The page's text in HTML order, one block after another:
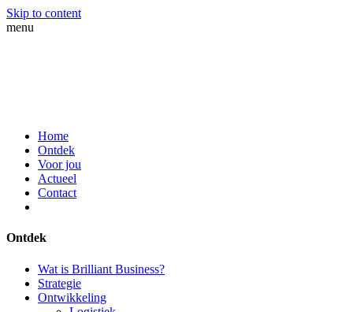
Skip to content
menu
Home
Ontdek
Voor jou
Actueel
Contact
Ontdek
Wat is Brilliant Business?
Strategie
Ontwikkeling